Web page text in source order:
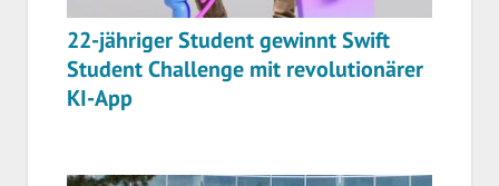
22-jähriger Student gewinnt Swift
Student Challenge mit revolutionärer
KI-App